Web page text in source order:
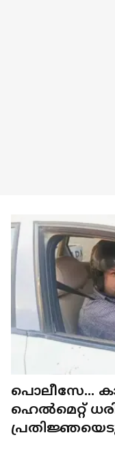
പൊലീസേ...
ഹെൽമെറ്റ്